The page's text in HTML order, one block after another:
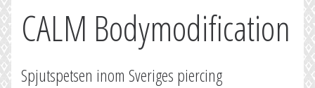
CALM Bodymodification
Spjutspetsen inom Sveriges piercing